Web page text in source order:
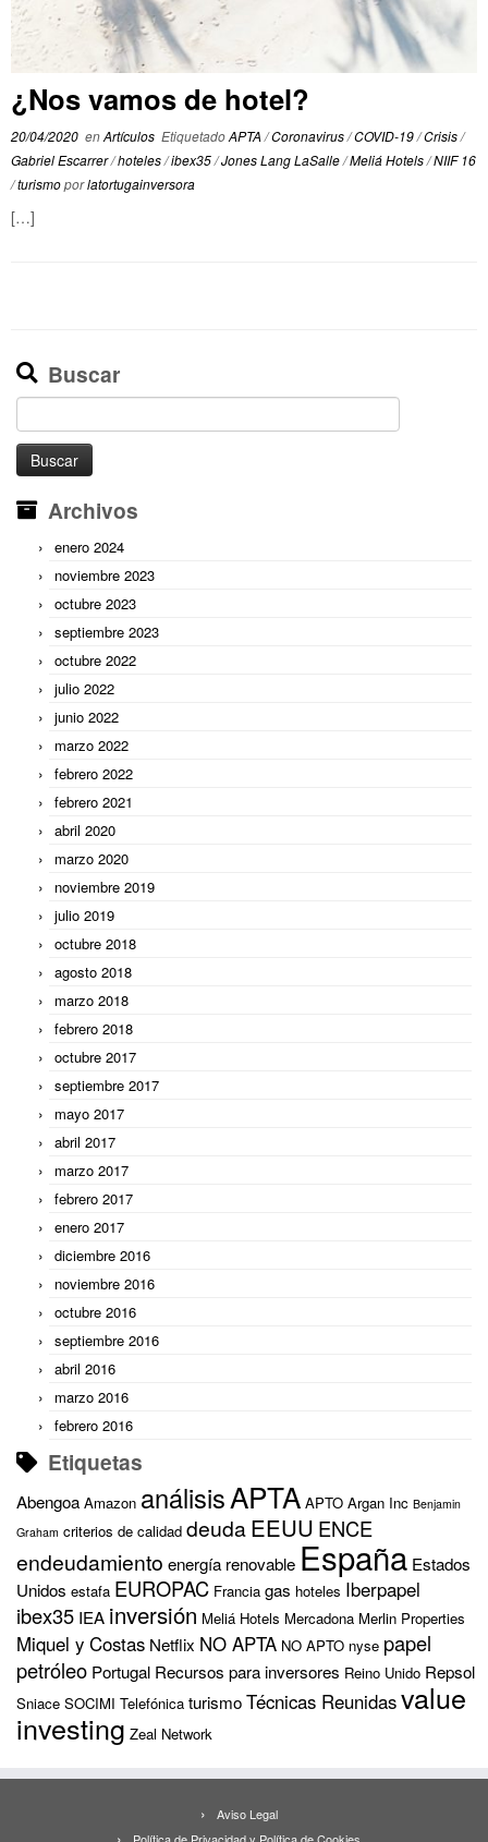
¿Nos vamos de hotel?
20/04/2020 enArtículos EtiquetadoAPTA /Coronavirus/COVID-19/Crisis/
Gabriel Escarrer/hoteles/ibex35/Jones Lang LaSalle/Meliá Hotels/NIIF 16
/turismoporlatortugainversora
[…]
Buscar
Buscar:
Archivos
enero 2024
noviembre 2023
octubre 2023
septiembre 2023
octubre 2022
julio 2022
junio 2022
marzo 2022
febrero 2022
febrero 2021
abril 2020
marzo 2020
noviembre 2019
julio 2019
octubre 2018
agosto 2018
marzo 2018
febrero 2018
octubre 2017
septiembre 2017
mayo 2017
abril 2017
marzo 2017
febrero 2017
enero 2017
diciembre 2016
noviembre 2016
octubre 2016
septiembre 2016
abril 2016
marzo 2016
febrero 2016
Etiquetas
Abengoa Amazon análisisAPTA APTO Argan Inc Benjamin
Graham criterios de calidad deudaEEUU ENCE
endeudamiento energía renovable España Estados
Unidos estafa EUROPAC Francia gas hoteles Iberpapel
ibex35 IEA inversión Meliá Hotels Mercadona Merlin Properties
Miquel y Costas Netflix NO APTA NO APTO nyse papel
petróleo Portugal Recursos para inversores Reino Unido Repsol
Sniace SOCIMI Telefónica turismoTécnicas Reunidasvalue
investing Zeal Network
Aviso Legal